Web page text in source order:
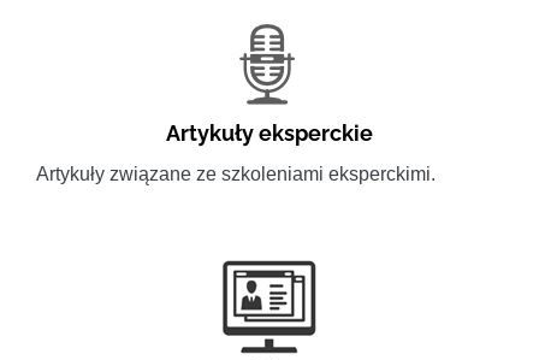
Artykuły eksperckie
Artykuły związane ze szkoleniami eksperckimi.